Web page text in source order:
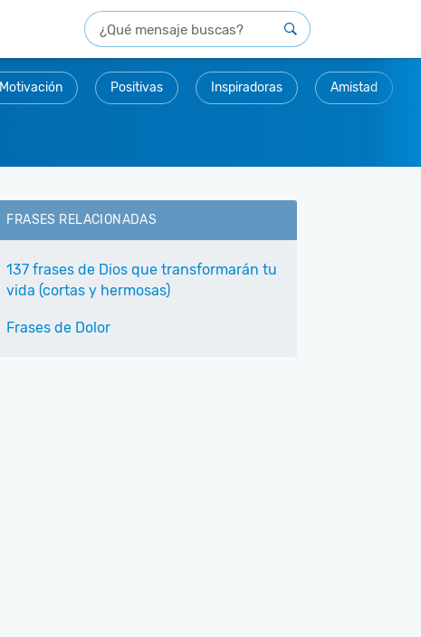
Motivación Positivas Inspiradoras Amistad
FRASES RELACIONADAS
137 frases de Dios que transformarán tu
vida (cortas y hermosas)
Frases de Dolor